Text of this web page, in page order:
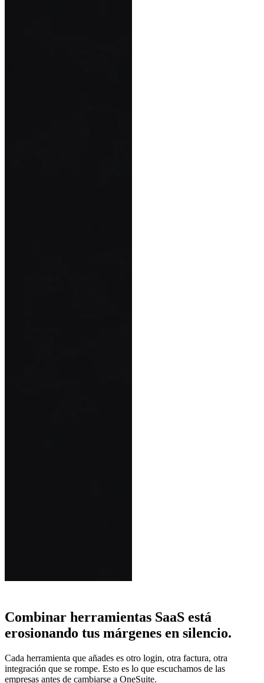
Combinar herramientas SaaS está
erosionando tus márgenes en silencio.
Cada herramienta que añades es otro login, otra factura, otra
integración que se rompe. Esto es lo que escuchamos de las
empresas antes de cambiarse a OneSuite.